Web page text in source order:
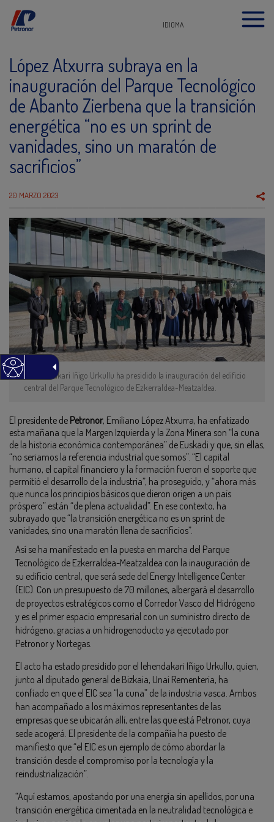
IDIOMA
López Atxurra subraya en la
inauguración del Parque Tecnológico
de Abanto Zierbena que la transición
energética “no es un sprint de
vanidades, sino un maratón de
sacrificios”
20 MARZO 2023
El lehendakari Iñigo Urkullu ha presidido la inauguración del edificio
central del Parque Tecnológico de Ezkerraldea-Meatzaldea.
El presidente de Petronor, Emiliano López Atxurra, ha enfatizado
esta mañana que la Margen Izquierda y la Zona Minera son “la cuna
de la historia económica contemporánea” de Euskadi y que, sin ellas,
“no seriamos la referencia industrial que somos”. “El capital
humano, el capital financiero y la formación fueron el soporte que
permitió el desarrollo de la industria”, ha proseguido, y “ahora más
que nunca los principios básicos que dieron origen a un país
próspero” están “de plena actualidad”. En ese contexto, ha
subrayado que “la transición energética no es un sprint de
vanidades, sino una maratón llena de sacrificios”.
Así se ha manifestado en la puesta en marcha del Parque
Tecnológico de Ezkerraldea-Meatzaldea con la inauguración de
su edificio central, que será sede del Energy Intelligence Center
(EIC). Con un presupuesto de 70 millones, albergará el desarrollo
de proyectos estratégicos como el Corredor Vasco del Hidrógeno
y es el primer espacio empresarial con un suministro directo de
hidrógeno, gracias a un hidrogenoducto ya ejecutado por
Petronor y Nortegas.
El acto ha estado presidido por el lehendakari Iñigo Urkullu, quien,
junto al diputado general de Bizkaia, Unai Rementeria, ha
confíado en que el EIC sea “la cuna” de la industria vasca. Ambos
han acompañado a los máximos representantes de las
empresas que se ubicarán allí, entre las que está Petronor, cuya
sede acogerá. El presidente de la compañía ha puesto de
manifiesto que “el EIC es un ejemplo de cómo abordar la
transición desde el compromiso por la tecnología y la
reindustrialización”.
“Aquí estamos, apostando por una energía sin apellidos, por una
transición energética cimentada en la neutralidad tecnológica e